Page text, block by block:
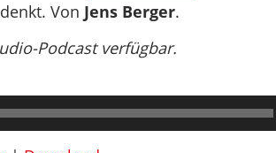
Von Jens Berger.
Podcast verfügbar.